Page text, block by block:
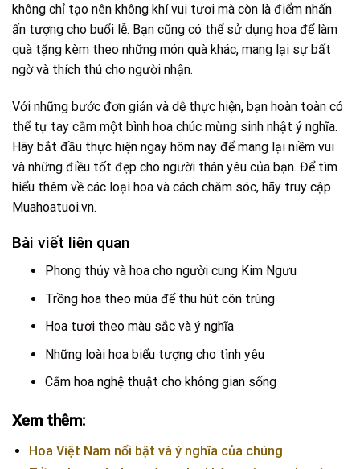
không chỉ tạo nên không khí vui tươi mà còn là điểm nhấn
ấn tượng cho buổi lễ. Bạn cũng có thể sử dụng hoa để làm
quà tặng kèm theo những món quà khác, mang lại sự bất
ngờ và thích thú cho người nhận.
Với những bước đơn giản và dễ thực hiện, bạn hoàn toàn có
thể tự tay cắm một bình hoa chúc mừng sinh nhật ý nghĩa.
Hãy bắt đầu thực hiện ngay hôm nay để mang lại niềm vui
và những điều tốt đẹp cho người thân yêu của bạn. Để tìm
hiểu thêm về các loại hoa và cách chăm sóc, hãy truy cập
Muahoatuoi.vn.
Bài viết liên quan
Phong thủy và hoa cho người cung Kim Ngưu
Trồng hoa theo mùa để thu hút côn trùng
Hoa tươi theo màu sắc và ý nghĩa
Những loài hoa biểu tượng cho tình yêu
Cắm hoa nghệ thuật cho không gian sống
Xem thêm:
Hoa Việt Nam nổi bật và ý nghĩa của chúng